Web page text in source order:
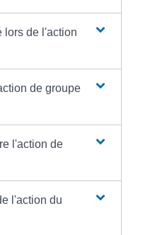
lors de l'action
de groupe
l'action de
l'action du